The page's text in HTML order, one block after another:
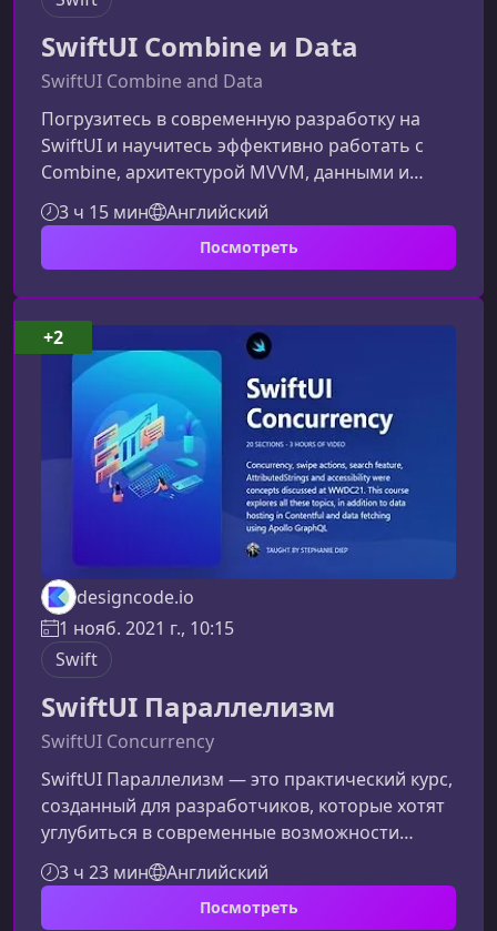
SwiftUI Combine и Data
SwiftUI Combine and Data
Погрузитесь в современную разработку на
SwiftUI и научитесь эффективно работать с
Combine, архитектурой MVVM, данными и
уведомлениями, создавая производительные
и элегантные приложения на iOS.Чему вы
научитесьКурс помогает развить
стеком технологий Apple. После прохождения
вы сможете уверенно применять полученные
знания в реальных проектах. Использовать
Combine для обработки асинхронных событий
3 ч 15 мин Английский
Посмотреть
designcode.io
1 нояб. 2021 г., 10:15
Swift
SwiftUI Параллелизм
SwiftUI Concurrency
SwiftUI Параллелизм — это практический курс,
созданный для разработчиков, которые хотят
углубиться в современные возможности
SwiftUI. Параллелизм, жесты swipe,
продвинутый поиск, AttributedString и
инструменты доступности — всё это стало
3 ч 23 мин Английский
Посмотреть
+2